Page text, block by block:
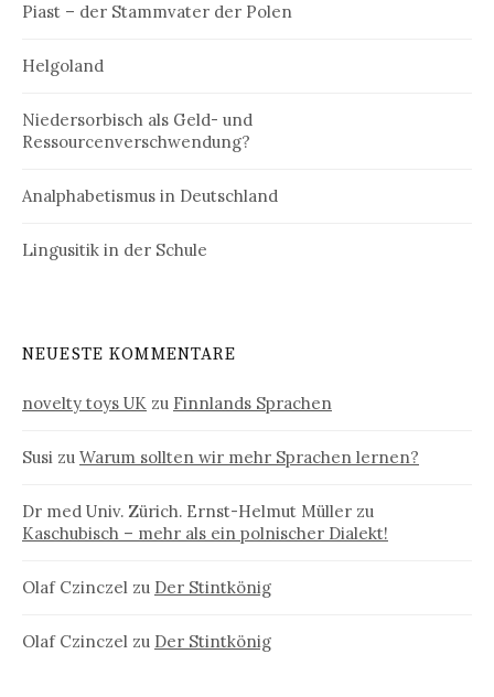
Piast – der Stammvater der Polen
Helgoland
Niedersorbisch als Geld- und
Ressourcenverschwendung?
Analphabetismus in Deutschland
Lingusitik in der Schule
NEUESTE KOMMENTARE
novelty toys UK zu Finnlands Sprachen
Susi zu Warum sollten wir mehr Sprachen lernen?
Dr med Univ. Zürich. Ernst-Helmut Müller zu
Kaschubisch – mehr als ein polnischer Dialekt!
Olaf Czinczel zu Der Stintkönig
Olaf Czinczel zu Der Stintkönig